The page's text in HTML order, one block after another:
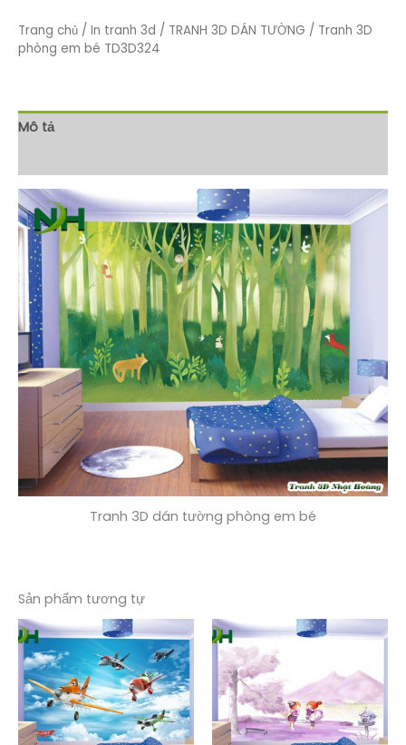
Trang chủ / In tranh 3d / TRANH 3D DÁN TƯỜNG / Tranh 3D
phòng em bé TD3D324
Mô tả
Tranh 3D dán tường phòng em bé
Sản phẩm tương tự